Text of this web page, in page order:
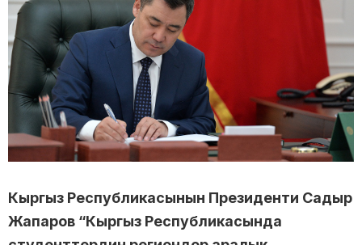
Кыргыз Республикасынын Президенти Садыр
Жапаров “Кыргыз Республикасында